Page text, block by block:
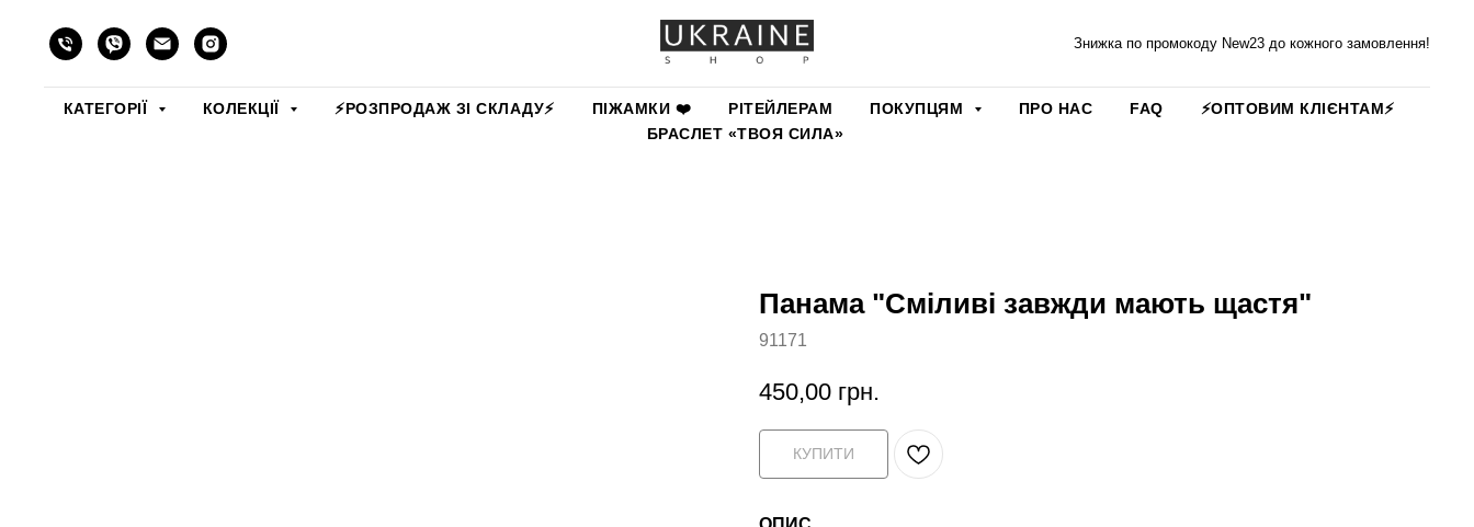
Знижка по промокоду New23 до кожного замовлення!
КАТЕГОРІЇ КОЛЕКЦІЇ ⚡️РОЗПРОДАЖ ЗІ СКЛАДУ⚡️ ПІЖАМКИ ❤️ РІТЕЙЛЕРАМ ПОКУПЦЯМ ПРО НАС FAQ
⚡️ОПТОВИМ КЛІЄНТАМ⚡️
БРАСЛЕТ «ТВОЯ СИЛА»
Панама "Сміливі завжди мають щастя"
91171
450,00 грн.
КУПИТИ